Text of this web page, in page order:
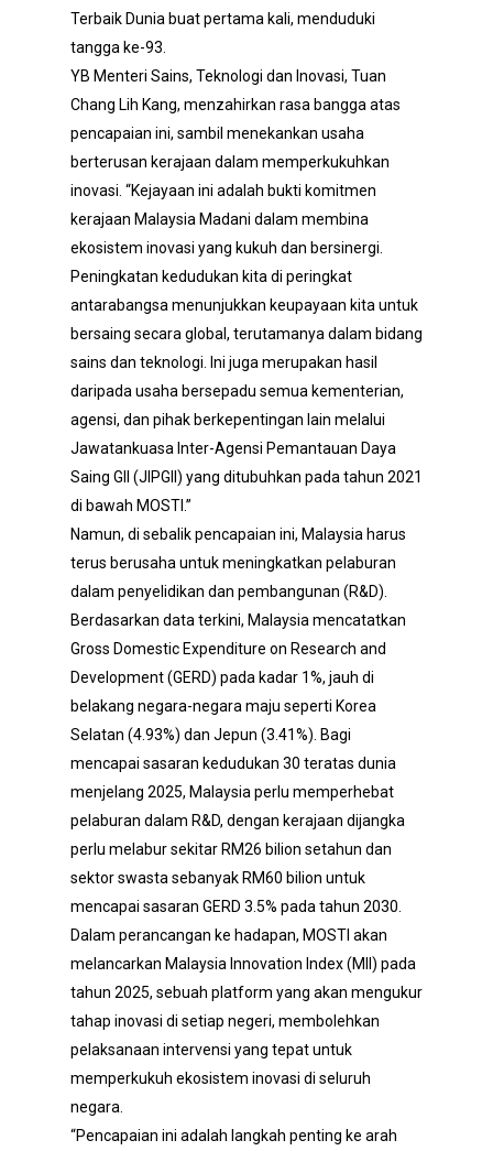
Terbaik Dunia buat pertama kali, menduduki
tangga ke-93.
YB Menteri Sains, Teknologi dan Inovasi, Tuan
Chang Lih Kang, menzahirkan rasa bangga atas
pencapaian ini, sambil menekankan usaha
berterusan kerajaan dalam memperkukuhkan
inovasi. “Kejayaan ini adalah bukti komitmen
kerajaan Malaysia Madani dalam membina
ekosistem inovasi yang kukuh dan bersinergi.
Peningkatan kedudukan kita di peringkat
antarabangsa menunjukkan keupayaan kita untuk
bersaing secara global, terutamanya dalam bidang
sains dan teknologi. Ini juga merupakan hasil
daripada usaha bersepadu semua kementerian,
agensi, dan pihak berkepentingan lain melalui
Jawatankuasa Inter-Agensi Pemantauan Daya
Saing GII (JIPGII) yang ditubuhkan pada tahun 2021
di bawah MOSTI.”
Namun, di sebalik pencapaian ini, Malaysia harus
terus berusaha untuk meningkatkan pelaburan
dalam penyelidikan dan pembangunan (R&D).
Berdasarkan data terkini, Malaysia mencatatkan
Gross Domestic Expenditure on Research and
Development (GERD) pada kadar 1%, jauh di
belakang negara-negara maju seperti Korea
Selatan (4.93%) dan Jepun (3.41%). Bagi
mencapai sasaran kedudukan 30 teratas dunia
menjelang 2025, Malaysia perlu memperhebat
pelaburan dalam R&D, dengan kerajaan dijangka
perlu melabur sekitar RM26 bilion setahun dan
sektor swasta sebanyak RM60 bilion untuk
mencapai sasaran GERD 3.5% pada tahun 2030.
Dalam perancangan ke hadapan, MOSTI akan
melancarkan Malaysia Innovation Index (MII) pada
tahun 2025, sebuah platform yang akan mengukur
tahap inovasi di setiap negeri, membolehkan
pelaksanaan intervensi yang tepat untuk
memperkukuh ekosistem inovasi di seluruh
negara.
“Pencapaian ini adalah langkah penting ke arah